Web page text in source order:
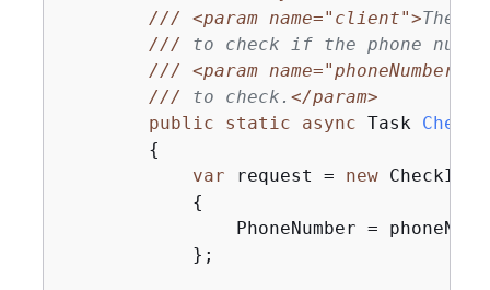
///
<param name="client">The
/// to check if the phone
///
<param name="phoneNumber">
/// to check. </param>
public
static async Task
{
var request = new
{
PhoneNumber =
            };